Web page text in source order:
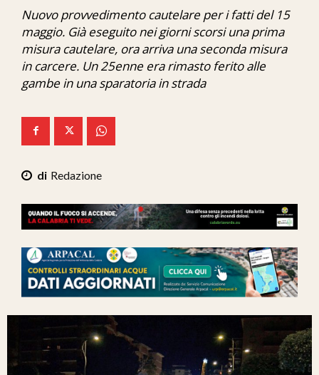
Economia
Ita-Mondo
C7 Play
We Calabria
Mix Zone
Nuovo provvedimento cautelare per i fatti del 15
maggio. Già eseguito nei giorni scorsi una prima
misura cautelare, ora arriva una seconda misura
in carcere. Un 25enne era rimasto ferito alle
gambe in una sparatoria in strada
Redazione